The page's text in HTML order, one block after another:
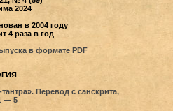
2024
в 2004 году
4 раза в год
в формате PDF
Перевод с санскрита,
— 5